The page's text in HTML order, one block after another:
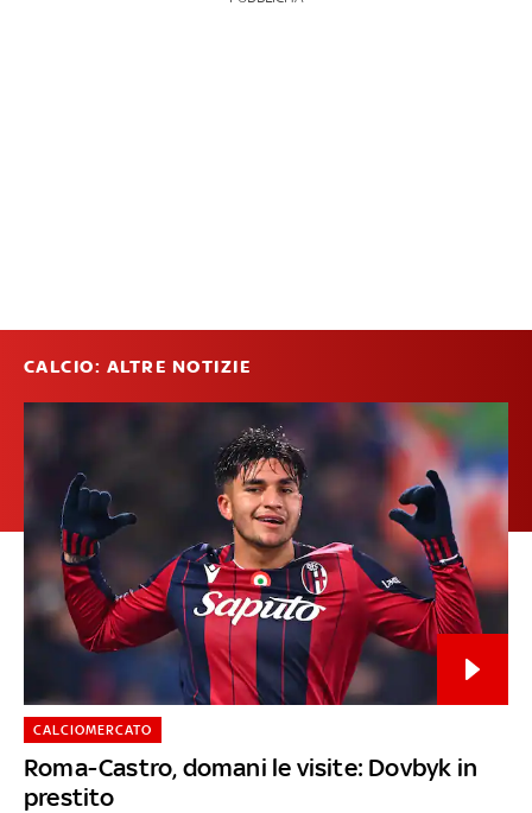
CALCIO: ALTRE NOTIZIE
Roma-Castro, domani le visite: Dovbyk in
prestito
CALCIOMERCATO